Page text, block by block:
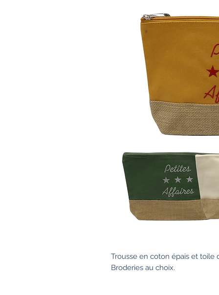
Trousse en coton épais et toile
Broderies au choix.